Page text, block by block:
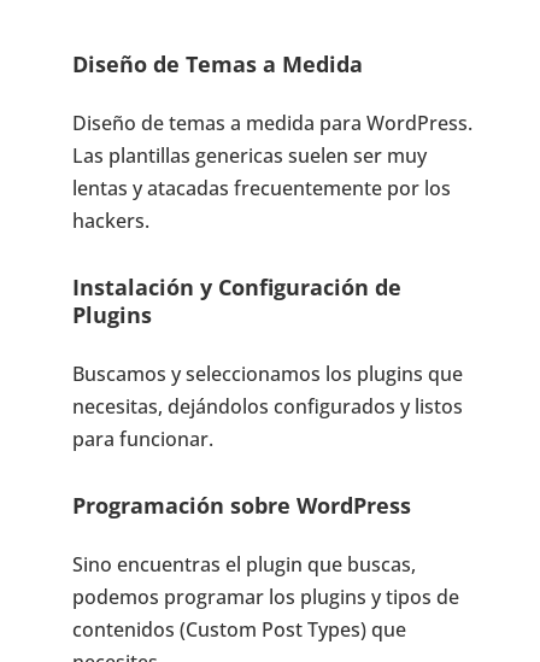
Diseño de Temas a Medida
Diseño de temas a medida para WordPress.
Las plantillas genericas suelen ser muy
lentas y atacadas frecuentemente por los
hackers.
Instalación y Configuración de
Plugins
Buscamos y seleccionamos los plugins que
necesitas, dejándolos configurados y listos
para funcionar.
Programación sobre WordPress
Sino encuentras el plugin que buscas,
podemos programar los plugins y tipos de
contenidos (Custom Post Types) que